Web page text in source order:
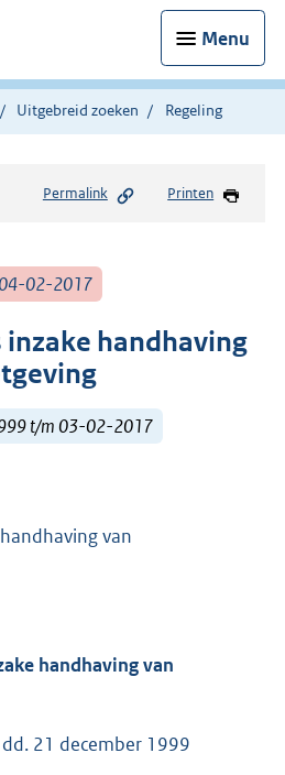
Menu
Uitgebreid zoeken Regeling
Permalink Printen
04-02-2017
inzake handhaving
t/m 03-02-2017
van
handhaving van
21 december 1999